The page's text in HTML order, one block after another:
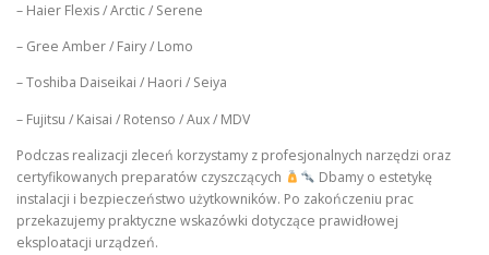
– Haier Flexis / Arctic / Serene
– Gree Amber / Fairy / Lomo
– Toshiba Daiseikai / Haori / Seiya
– Fujitsu / Kaisai / Rotenso / Aux / MDV
Podczas realizacji zleceń korzystamy z profesjonalnych narzędzi oraz
certyfikowanych preparatów czyszczących
Dbamy o estetykę
instalacji i bezpieczeństwo użytkowników. Po zakończeniu prac
przekazujemy praktyczne wskazówki dotyczące prawidłowej
eksploatacji urządzeń.